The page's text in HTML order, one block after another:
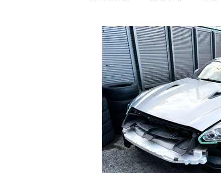
Partner company 買い取り
Car community その他
R35 GT-R R35 GT-R
Ferrari